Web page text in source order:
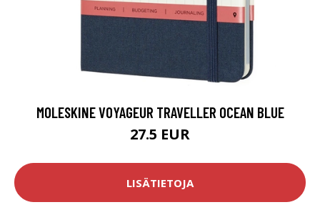
MOLESKINE VOYAGEUR TRAVELLER OCEAN BLUE
27.5 EUR
LISÄTIETOJA